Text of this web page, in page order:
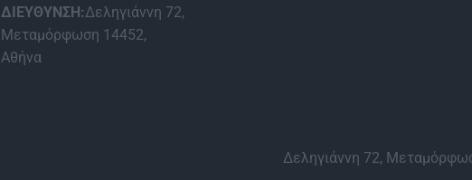
ΔΙΕΥΘΥΝΣΗ:Δεληγιάννη 72,
Μεταμόρφωση 14452,
Αθήνα
Δεληγιάννη 72,